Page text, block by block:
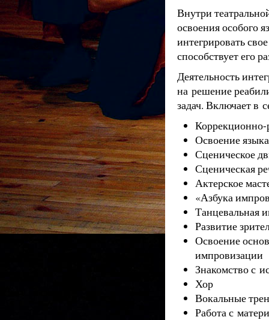
Внутри
освоения особого
интегрировать
способствует его
Деятельность
на решение
задач. Включает в
Освоение
Сценическое
Сценическая
Актерское
«Азбука
Танцевальная
Развитие
Освоение
импровизации
Знакомство с
Хор
Вокальные
Работа с